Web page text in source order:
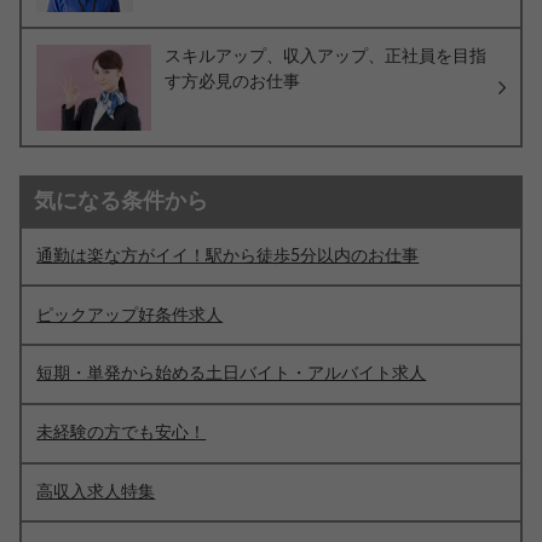
スキルアップ、収入アップ、正社員を目指
す方必見のお仕事
気になる条件から
通勤は楽な方がイイ！駅から徒歩5分以内のお仕事
ピックアップ好条件求人
短期・単発から始める土日バイト・アルバイト求人
未経験の方でも安心！
高収入求人特集